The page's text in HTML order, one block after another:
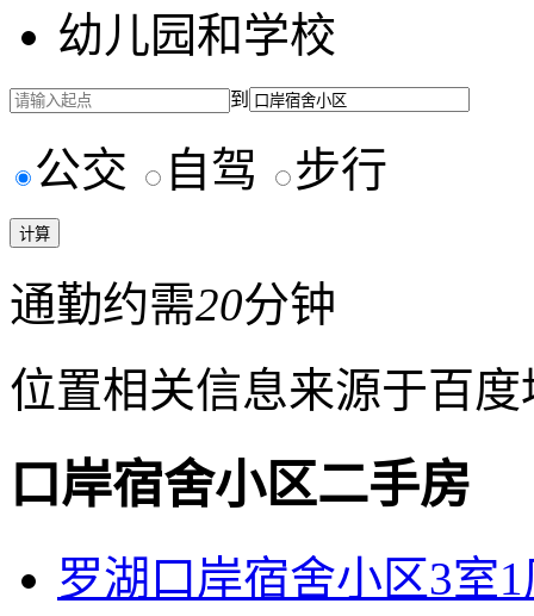
幼儿园和学校
到
公交 自驾 步行
通勤约需20分钟
位置相关信息来源于百
口岸宿舍小区二手房
罗湖口岸宿舍小区3室